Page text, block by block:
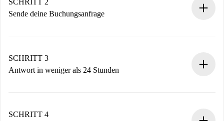
SCHRITT 2
Sende deine Buchungsanfrage
Denk daran, dass wir dich erst belasten, wenn der
Vermieter zustimmt.
SCHRITT 3
Antwort in weniger als 24 Stunden
stellen den Kontakt her.
SCHRITT 4